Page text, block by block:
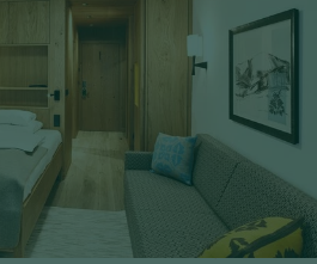
UND FAMILIENZIMMER IM
es im Hotel
für Familien geeignet?